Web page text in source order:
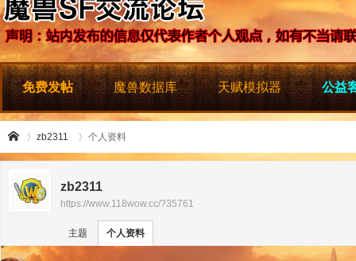
免费发帖 魔兽数据库 天赋模拟器 公益
zb2311
›
个人资料
zb2311
https://www.118wow.cc/?35761
主题 个人资料